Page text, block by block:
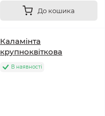
До кошика
Каламінта
крупноквіткова
В наявності